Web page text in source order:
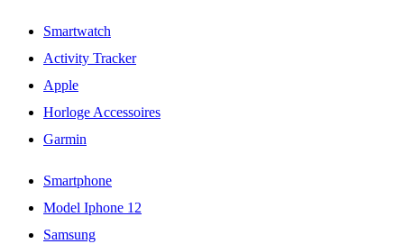
Smartwatch
Activity Tracker
Apple
Horloge Accessoires
Garmin
Smartphone
Model Iphone 12
Samsung